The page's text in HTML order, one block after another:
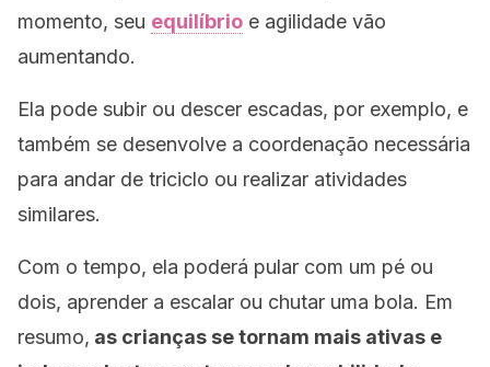
momento, seu equilíbrio e agilidade vão
aumentando.
Ela pode subir ou descer escadas, por exemplo, e
também se desenvolve a coordenação necessária
para andar de triciclo ou realizar atividades
similares.
Com o tempo, ela poderá pular com um pé ou
dois, aprender a escalar ou chutar uma bola. Em
resumo, as crianças se tornam mais ativas e